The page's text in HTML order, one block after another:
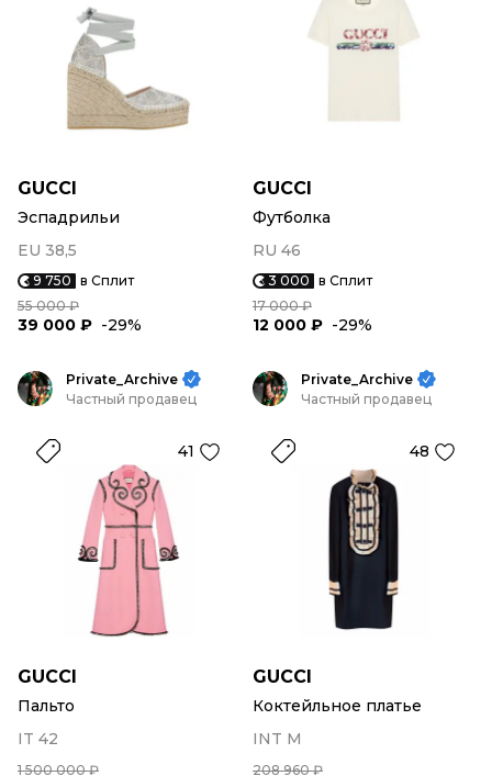
GUCCI
Эспадрильи
EU 38,5
9 750 в Сплит
55 000 ₽
39 000 ₽ -29%
GUCCI
Футболка
RU 46
3 000 в Сплит
17 000 ₽
12 000 ₽ -29%
Private_Archive
Частный продавец
41
GUCCI
Пальто
IT 42
1 500 000 ₽
Private_Archive
Частный продавец
48
GUCCI
Коктейльное платье
INT M
208 960 ₽